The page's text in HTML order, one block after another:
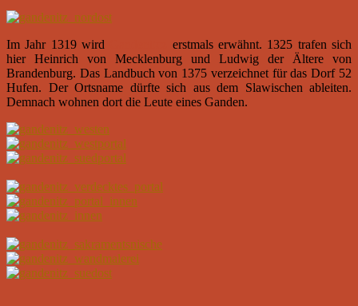
Im Jahr 1319 wird
erstmals erwähnt. 1325 trafen sich
hier Heinrich von Mecklenburg und Ludwig der Ältere von
Brandenburg. Das Landbuch von 1375 verzeichnet für das Dorf 52
Hufen. Der Ortsname dürfte sich aus dem Slawischen ableiten.
Demnach wohnen dort die Leute eines Ganden.